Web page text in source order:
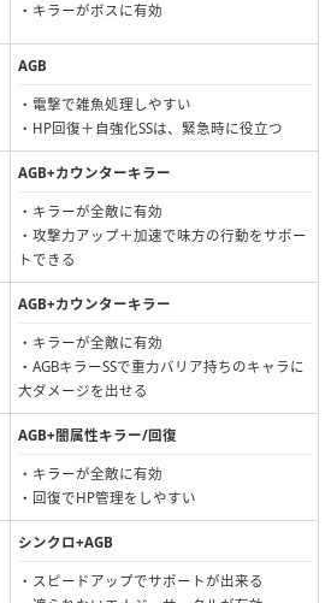
・キラーがボスに有効
AGB
・電撃で雑魚処理しやすい
・HP回復＋自強化SSは、緊急時に役立つ
AGB+カウンターキラー
・キラーが全敵に有効
・攻撃力アップ＋加速で味方の行動をサポー
トできる
AGB+カウンターキラー
・キラーが全敵に有効
・AGBキラーSSで重力バリア持ちのキャラに
大ダメージを出せる
AGB+闇属性キラー/回復
・キラーが全敵に有効
・回復でHP管理をしやすい
シンクロ+AGB
・スピードアップでサポートが出来る